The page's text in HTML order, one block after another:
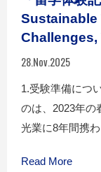
Sustainable
Challenges,
28.Nov.2025
1.受験準備につ
のは、2023年の
光業に8年間携
Read More